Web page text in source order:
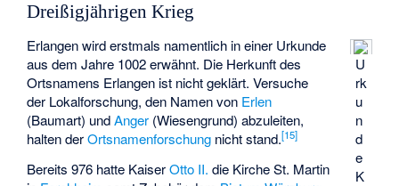
Dreißigjährigen Krieg
U
rk
u
n
d
e
K
Erlangen wird erstmals namentlich in einer Urkunde
aus dem Jahre 1002 erwähnt. Die Herkunft des
Ortsnamens Erlangen ist nicht geklärt. Versuche
der Lokalforschung, den Namen von Erlen
(Baumart) undAnger (Wiesengrund) abzuleiten,
halten derOrtsnamenforschung nicht stand.[15]
Bereits 976 hatte KaiserOtto II. die KircheSt. Martin